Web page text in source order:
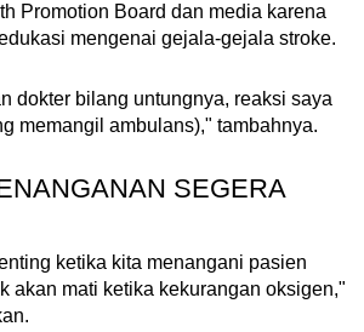
Promotion Board dan media karena
mengenai gejala-gejala stroke.
dokter bilang untungnya, reaksi saya
memangil ambulans)," tambahnya.
SEGERA
ketika kita menangani pasien
akan mati ketika kekurangan oksigen,"